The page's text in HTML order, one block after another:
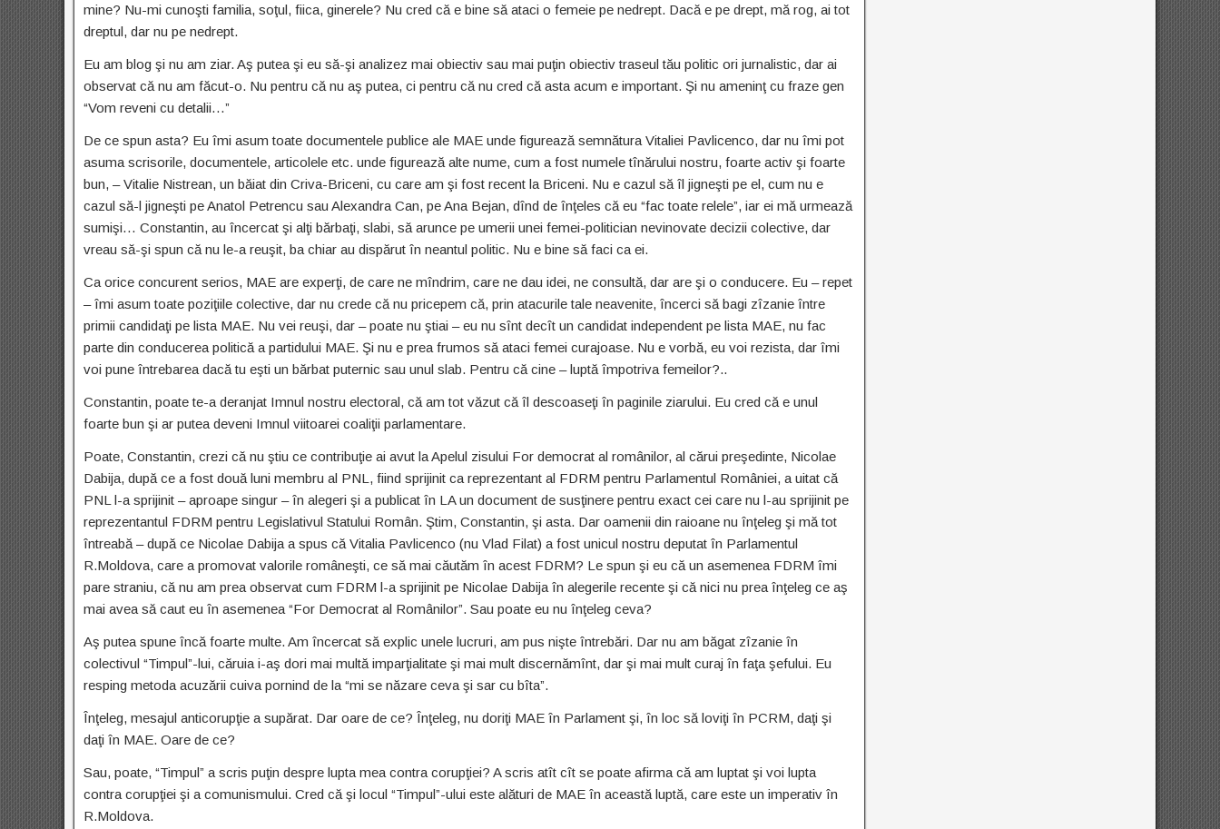
mine? Nu-mi cunoşti familia, soţul, fiica, ginerele? Nu cred că e bine să ataci o femeie pe nedrept. Dacă e pe drept, mă rog, ai tot
dreptul, dar nu pe nedrept.
Eu am blog şi nu am ziar. Aş putea şi eu să-şi analizez mai obiectiv sau mai puţin obiectiv traseul tău politic ori jurnalistic, dar ai
observat că nu am făcut-o. Nu pentru că nu aş putea, ci pentru că nu cred că asta acum e important. Şi nu ameninţ cu fraze gen
“Vom reveni cu detalii…”
De ce spun asta? Eu îmi asum toate documentele publice ale MAE unde figurează semnătura Vitaliei Pavlicenco, dar nu îmi pot
asuma scrisorile, documentele, articolele etc. unde figurează alte nume, cum a fost numele tînărului nostru, foarte activ şi foarte
bun, – Vitalie Nistrean, un băiat din Criva-Briceni, cu care am şi fost recent la Briceni. Nu e cazul să îl jigneşti pe el, cum nu e
cazul să-l jigneşti pe Anatol Petrencu sau Alexandra Can, pe Ana Bejan, dînd de înţeles că eu “fac toate relele”, iar ei mă urmează
sumişi… Constantin, au încercat şi alţi bărbaţi, slabi, să arunce pe umerii unei femei-politician nevinovate decizii colective, dar
vreau să-şi spun că nu le-a reuşit, ba chiar au dispărut în neantul politic. Nu e bine să faci ca ei.
Ca orice concurent serios, MAE are experţi, de care ne mîndrim, care ne dau idei, ne consultă, dar are şi o conducere. Eu – repet
– îmi asum toate poziţiile colective, dar nu crede că nu pricepem că, prin atacurile tale neavenite, încerci să bagi zîzanie între
primii candidaţi pe lista MAE. Nu vei reuşi, dar – poate nu ştiai – eu nu sînt decît un candidat independent pe lista MAE, nu fac
parte din conducerea politică a partidului MAE. Şi nu e prea frumos să ataci femei curajoase. Nu e vorbă, eu voi rezista, dar îmi
voi pune întrebarea dacă tu eşti un bărbat puternic sau unul slab. Pentru că cine – luptă împotriva femeilor?..
Constantin, poate te-a deranjat Imnul nostru electoral, că am tot văzut că îl descoaseţi în paginile ziarului. Eu cred că e unul
foarte bun şi ar putea deveni Imnul viitoarei coaliţii parlamentare.
Poate, Constantin, crezi că nu ştiu ce contribuţie ai avut la Apelul zisului For democrat al românilor, al cărui preşedinte, Nicolae
Dabija, după ce a fost două luni membru al PNL, fiind sprijinit ca reprezentant al FDRM pentru Parlamentul României, a uitat că
PNL l-a sprijinit – aproape singur – în alegeri şi a publicat în LA un document de susţinere pentru exact cei care nu l-au sprijinit pe
reprezentantul FDRM pentru Legislativul Statului Român. Ştim, Constantin, şi asta. Dar oamenii din raioane nu înţeleg şi mă tot
întreabă – după ce Nicolae Dabija a spus că Vitalia Pavlicenco (nu Vlad Filat) a fost unicul nostru deputat în Parlamentul
R.Moldova, care a promovat valorile româneşti, ce să mai căutăm în acest FDRM? Le spun şi eu că un asemenea FDRM îmi
pare straniu, că nu am prea observat cum FDRM l-a sprijinit pe Nicolae Dabija în alegerile recente şi că nici nu prea înţeleg ce aş
mai avea să caut eu în asemenea “For Democrat al Românilor”. Sau poate eu nu înţeleg ceva?
Aş putea spune încă foarte multe. Am încercat să explic unele lucruri, am pus nişte întrebări. Dar nu am băgat zîzanie în
colectivul “Timpul”-lui, căruia i-aş dori mai multă imparţialitate şi mai mult discernămînt, dar şi mai mult curaj în faţa şefului. Eu
resping metoda acuzării cuiva pornind de la “mi se năzare ceva şi sar cu bîta”.
Înţeleg, mesajul anticorupţie a supărat. Dar oare de ce? Înţeleg, nu doriţi MAE în Parlament şi, în loc să loviţi în PCRM, daţi şi
daţi în MAE. Oare de ce?
Sau, poate, “Timpul” a scris puţin despre lupta mea contra corupţiei? A scris atît cît se poate afirma că am luptat şi voi lupta
contra corupţiei şi a comunismului. Cred că şi locul “Timpul”-ului este alături de MAE în această luptă, care este un imperativ în
R.Moldova.